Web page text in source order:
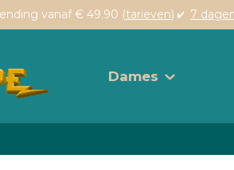
vanaf € 49.90 (tarieven) 7
Dames